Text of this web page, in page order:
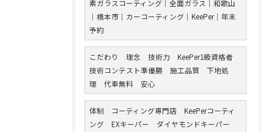
素ガラスコーティング｜全面ガラス｜和歌山
｜橋本市｜カーコーティング｜KeePer｜年末
予約
こだわり 理念 技術力 KeePer1級資格者
技術コンテスト準優勝 施工品質 下地処
理 代車無料 安心
体制 コーティング専門店 KeePerコーティ
ング EXキーパー ダイヤモンドキーパー